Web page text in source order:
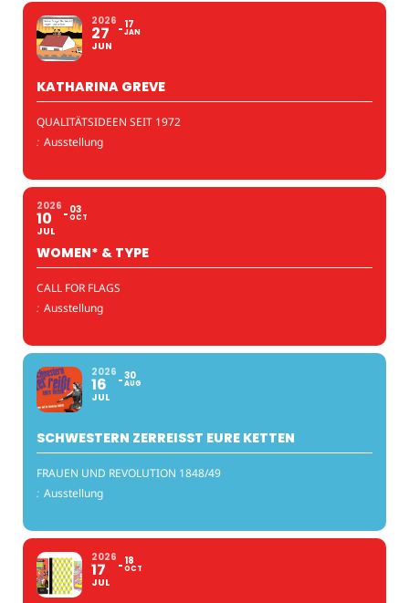
2026
27
JUN
17
JAN
KATHARINA GREVE
QUALITÄTSIDEEN SEIT 1972
: Ausstellung
2026
10
JUL
03
OCT
WOMEN* & TYPE
CALL FOR FLAGS
: Ausstellung
2026
16
JUL
30
AUG
SCHWESTERN ZERREISST EURE KETTEN
FRAUEN UND REVOLUTION 1848/49
: Ausstellung
2026
17
JUL
18
OCT